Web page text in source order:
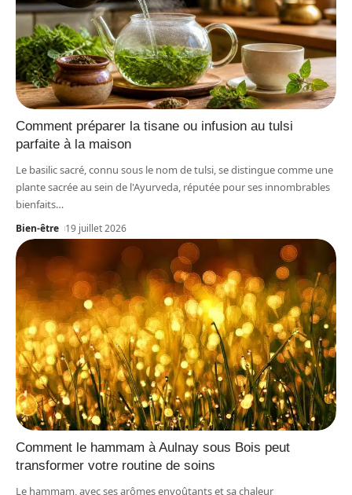
Comment préparer la tisane ou infusion au tulsi
parfaite à la maison
Le basilic sacré, connu sous le nom de tulsi, se distingue comme une
plante sacrée au sein de l'Ayurveda, réputée pour ses innombrables
bienfaits…
Bien-être 19 juillet 2026
Comment le hammam à Aulnay sous Bois peut
transformer votre routine de soins
Le hammam, avec ses arômes envoûtants et sa chaleur